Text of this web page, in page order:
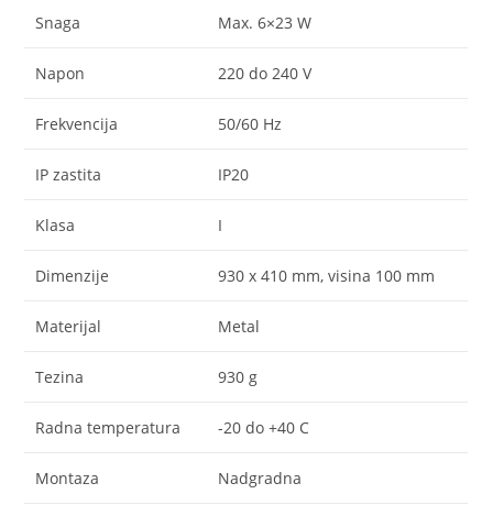
Snaga Max. 6×23 W
Napon 220 do 240 V
Frekvencija 50/60 Hz
IP zastita IP20
Klasa I
Dimenzije 930 x 410 mm, visina 100 mm
Materijal Metal
Tezina 930 g
Radna temperatura -20 do +40 C
Montaza Nadgradna